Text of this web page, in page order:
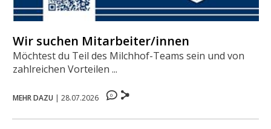
Wir suchen Mitarbeiter/innen
Möchtest du Teil des Milchhof-Teams sein und von
zahlreichen Vorteilen ...
MEHR DAZU | 28.07.2026 0